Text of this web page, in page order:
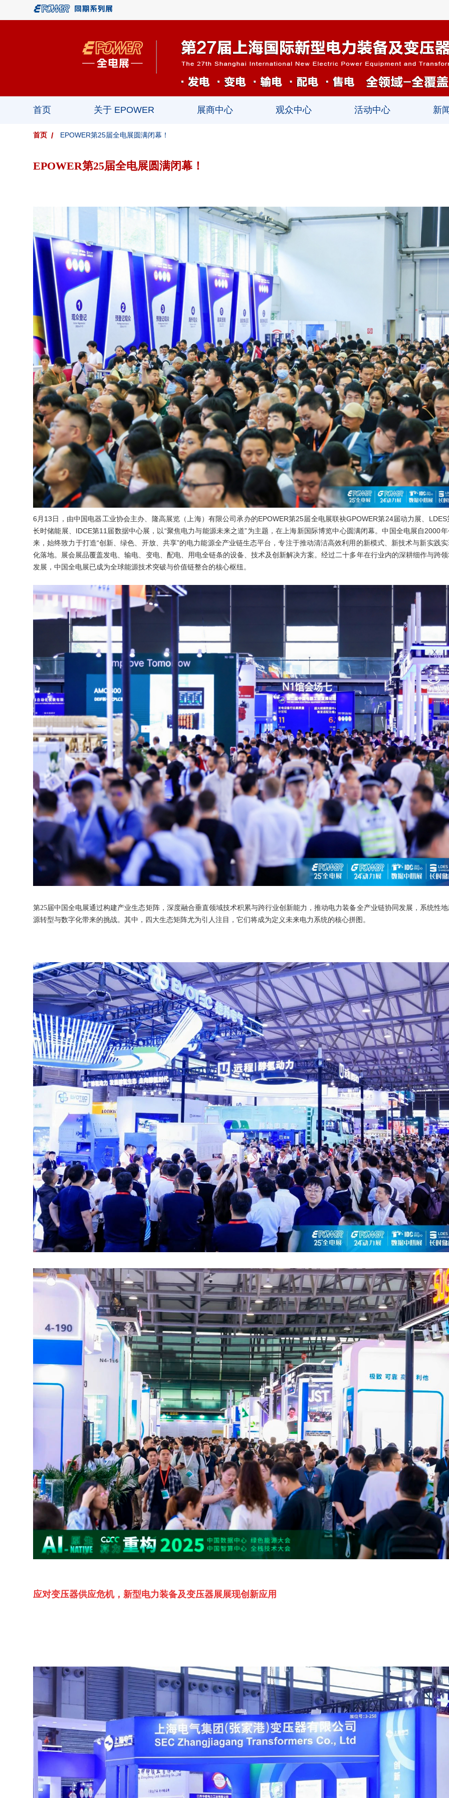
首页 关于 EPOWER 展商中心 观众中心 活动中心 新
首页 EPOWER第25届全电展圆满闭幕！
EPOWER第25届全电展圆满闭幕！
6月13日，由中国电器工业协会主办、隆高展览（上海）有限公司承办的EPOWER第25届全电展联袂GPOWER第24届动力展、LDES
长时储能展、IDCE第11届数据中心展，以“聚焦电力与能源未来之道”为主题，在上海新国际博览中心圆满闭幕。中国全电展自2000
来，始终致力于打造“创新、绿色、开放、共享”的电力能源全产业链生态平台，专注于推动清洁高效利用的新模式、新技术与新实践
化落地。展会展品覆盖发电、输电、变电、配电、用电全链条的设备、技术及创新解决方案。经过二十多年在行业内的深耕细作与跨
发展，中国全电展已成为全球能源技术突破与价值链整合的核心枢纽。
第25届中国全电展通过构建产业生态矩阵，深度融合垂直领域技术积累与跨行业创新能力，推动电力装备全产业链协同发展，系统性
源转型与数字化带来的挑战。其中，四大生态矩阵尤为引人注目，它们将成为定义未来电力系统的核心拼图。
应对变压器供应危机， 新型电力装备及变压器展展现创新应用